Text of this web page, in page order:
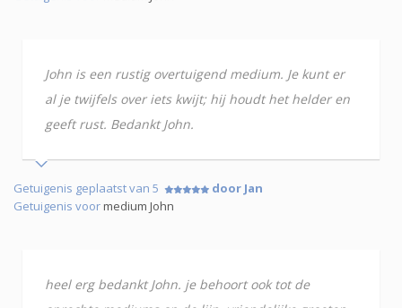
John is een rustig overtuigend medium. Je kunt er
al je twijfels over iets kwijt; hij houdt het helder en
geeft rust. Bedankt John.
Getuigenis geplaatst van 5
door Jan
Getuigenis voormedium John
heel erg bedankt John. je behoort ook tot de